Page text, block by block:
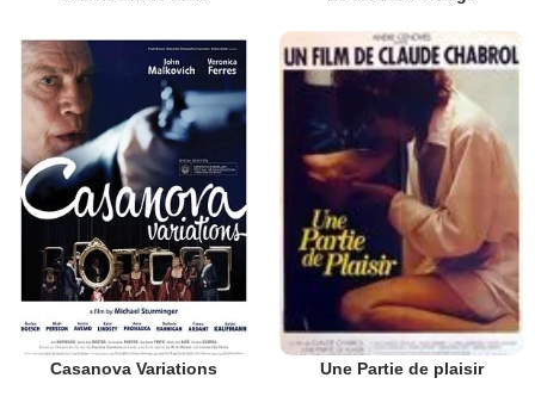
Casanova Variations Une Partie de plaisir